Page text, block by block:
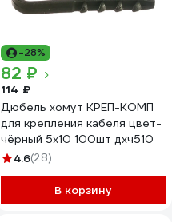
-28%
82 ₽
114 ₽
Дюбель хомут КРЕП-КОМП
для крепления кабеля цвет-
чёрный 5х10 100шт дхч510
4.6(28)
В корзину